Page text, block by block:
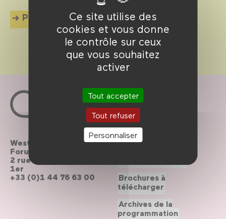
Ce site utilise des
cookies et vous donne
le contrôle sur ceux
que vous souhaitez
activer
Tout accepter
Tout refuser
Personnaliser
Plus d'info
Westfield
Forum des Halles
2 rue du cinéma, Paris
1er
+33 (0)1 44 76 63 00
Contactez-nous
Brochures à
télécharger
Archives de la
programmation